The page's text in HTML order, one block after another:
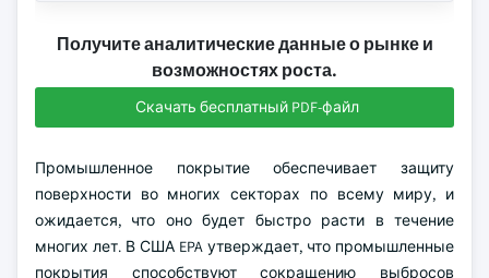
Получите аналитические данные о рынке и
возможностях роста.
Скачать бесплатный PDF-файл
Промышленное покрытие обеспечивает защиту
поверхности во многих секторах по всему миру, и
ожидается, что оно будет быстро расти в течение
многих лет. В США EPA утверждает, что промышленные
покрытия способствуют сокращению выбросов